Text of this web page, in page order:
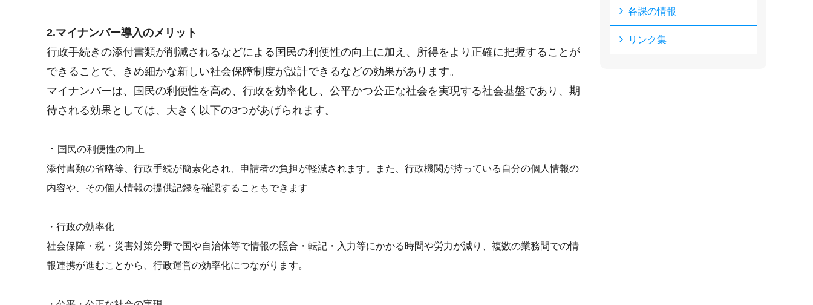
2.マイナンバー導入のメリット
行政手続きの添付書類が削減されるなどによる国民の利便性の向上に加え、所得をより正確に把握することが
できることで、きめ細かな新しい社会保障制度が設計できるなどの効果があります。
マイナンバーは、国民の利便性を高め、行政を効率化し、公平かつ公正な社会を実現する社会基盤であり、期
待される効果としては、大きく以下の3つがあげられます。
・ 国民の利便性の向上
添付書類の省略等、行政手続が簡素化され、申請者の負担が軽減されます。また、行政機関が持っている自分の個人情報の
内容や、その個人情報の提供記録を確認することもできます
・行政の効率化
社会保障・税・災害対策分野で国や自治体等で情報の照合・転記・入力等にかかる時間や労力が減り、複数の業務間での情
報連携が進むことから、行政運営の効率化につながります。
各課の情報
リンク集